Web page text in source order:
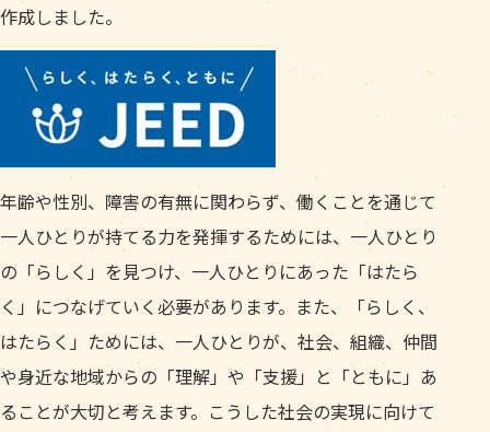
作成しました。
年齢や性別、障害の有無に関わらず、働くことを通じて
一人ひとりが持てる力を発揮するためには、一人ひとり
の「らしく」を見つけ、一人ひとりにあった「はたら
く」につなげていく必要があります。また、「らしく、
はたらく」ためには、一人ひとりが、社会、組織、仲間
や身近な地域からの「理解」や「支援」と「ともに」あ
ることが大切と考えます。こうした社会の実現に向けて